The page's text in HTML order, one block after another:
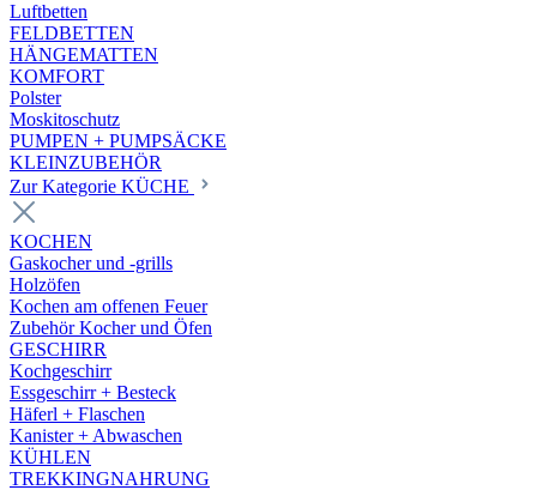
Luftbetten
FELDBETTEN
HÄNGEMATTEN
KOMFORT
Polster
Moskitoschutz
PUMPEN + PUMPSÄCKE
KLEINZUBEHÖR
Zur Kategorie KÜCHE
KOCHEN
Gaskocher und -grills
Holzöfen
Kochen am offenen Feuer
Zubehör Kocher und Öfen
GESCHIRR
Kochgeschirr
Essgeschirr + Besteck
Häferl + Flaschen
Kanister + Abwaschen
KÜHLEN
TREKKINGNAHRUNG